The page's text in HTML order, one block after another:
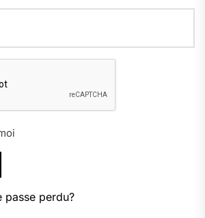
passe perdu?